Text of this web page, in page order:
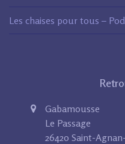
Les chaises pour tous –
Gabamousse
Le Passage
26420 Saint-